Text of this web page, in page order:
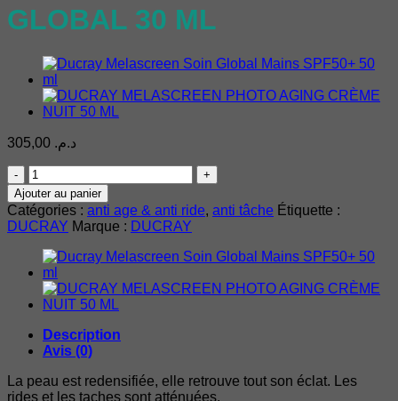
GLOBAL 30 ML
د.م.
quantité
de
DUCRAY
MELASCREEN
PHOTO-
AGING
SÉRUM
GLOBAL
30
ML
Ajouter au panier
Catégories : anti age & anti ride, anti tâche Étiquette :
DUCRAY Marque : DUCRAY
Description
Avis (0)
La peau est redensifiée, elle retrouve tout son éclat. Les
rides et les taches sont atténuées.